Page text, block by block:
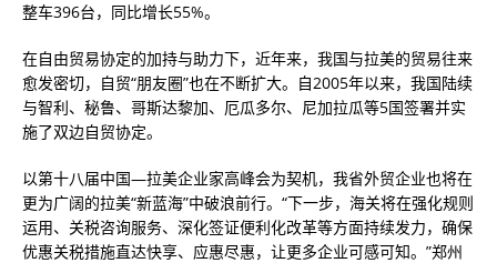
整车396台，同比增长55%。
在自由贸易协定的加持与助力下，近年来，我国与拉美的贸易往来
愈发密切，自贸“朋友圈”也在不断扩大。自2005年以来，我国陆续
与智利、秘鲁、哥斯达黎加、厄瓜多尔、尼加拉瓜等5国签署并实
施了双边自贸协定。
以第十八届中国—拉美企业家高峰会为契机，我省外贸企业也将在
更为广阔的拉美“新蓝海”中破浪前行。“下一步，海关将在强化规则
运用、关税咨询服务、深化签证便利化改革等方面持续发力，确保
优惠关税措施直达快享、应惠尽惠，让更多企业可感可知。”郑州